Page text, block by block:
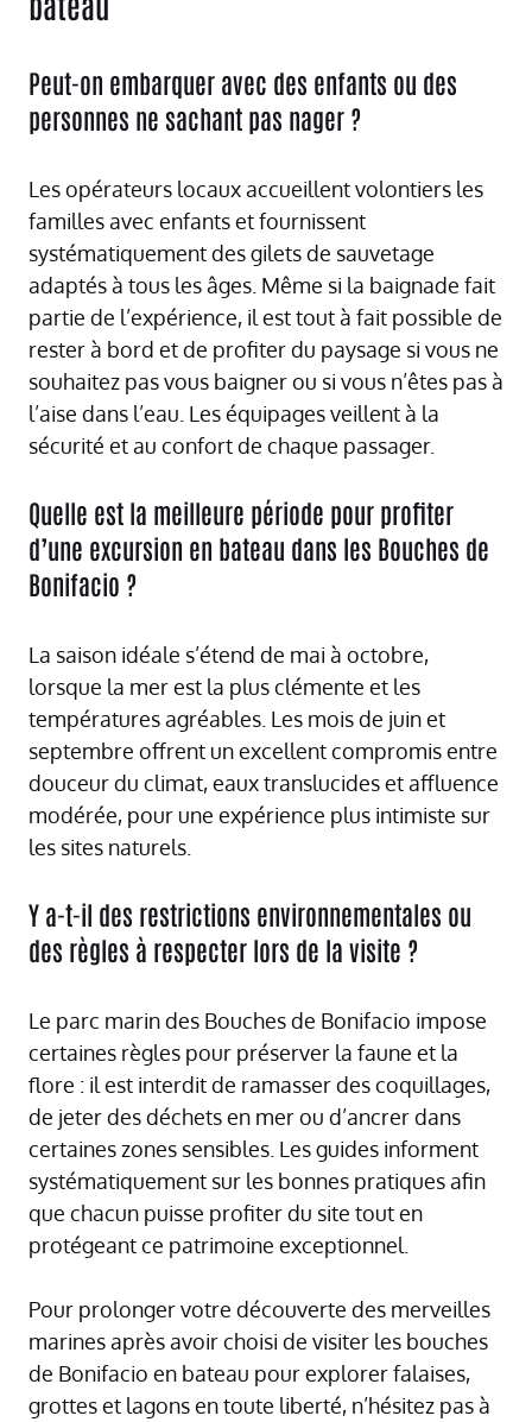
Peut-on embarquer avec des enfants ou des
personnes ne sachant pas nager ?
Les opérateurs locaux accueillent volontiers les
familles avec enfants et fournissent
systématiquement des gilets de sauvetage
adaptés à tous les âges. Même si la baignade fait
partie de l’expérience, il est tout à fait possible de
rester à bord et de profiter du paysage si vous ne
souhaitez pas vous baigner ou si vous n’êtes pas à
l’aise dans l’eau. Les équipages veillent à la
sécurité et au confort de chaque passager.
Quelle est la meilleure période pour profiter
d’une excursion en bateau dans les Bouches de
Bonifacio ?
La saison idéale s’étend de mai à octobre,
lorsque la mer est la plus clémente et les
températures agréables. Les mois de juin et
septembre offrent un excellent compromis entre
douceur du climat, eaux translucides et affluence
modérée, pour une expérience plus intimiste sur
les sites naturels.
Y a-t-il des restrictions environnementales ou
des règles à respecter lors de la visite ?
Le parc marin des Bouches de Bonifacio impose
certaines règles pour préserver la faune et la
flore : il est interdit de ramasser des coquillages,
de jeter des déchets en mer ou d’ancrer dans
certaines zones sensibles. Les guides informent
systématiquement sur les bonnes pratiques afin
que chacun puisse profiter du site tout en
protégeant ce patrimoine exceptionnel.
Pour prolonger votre découverte des merveilles
marines après avoir choisi de visiter les bouches
de Bonifacio en bateau pour explorer falaises,
grottes et lagons en toute liberté, n’hésitez pas à